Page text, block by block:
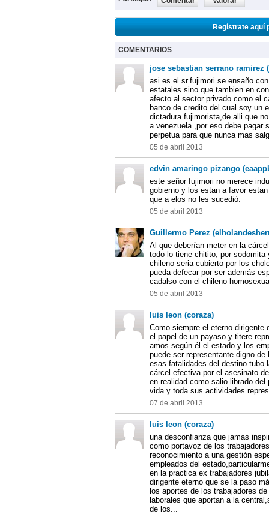
Regístrate aquí
COMENTARIOS
jose sebastian serrano ramirez
asi es el sr.fujimori se ensaño
estatales sino que tambien en
afecto al sector privado como el
banco de credito del cual soy un
dictadura fujimorista,de alli que
a venezuela ,por eso debe pagar
perpetua para que nunca mas
05 de abril 2013
edvin amaringo pizango
este señor fujimori no merece
gobierno y los estan a favor
que a elos no les sucediò.
05 de abril 2013
Guillermo Perez
Al que deberían meter en la
todo lo tiene chitito, por
chileno seria cubierto por los
pueda defecar por ser además
cadalso con el chileno
05 de abril 2013
luis leon (coraza)
Como siempre el eterno dirigente
el papel de un payaso y titere
amos según él el estado y los
puede ser representante digno
esas fatalidades del destino tubo
cárcel efectiva por el asesinato
en realidad como salio librado
vida y toda sus actividades
07 de abril 2013
luis leon (coraza)
una desconfianza que jamas
como portavoz de los
reconocimiento a una gestión
empleados del
en la practica ex trabajadores
dirigente eterno que se la paso
los aportes de los trabajadores
laborales que aportan a la
de los...